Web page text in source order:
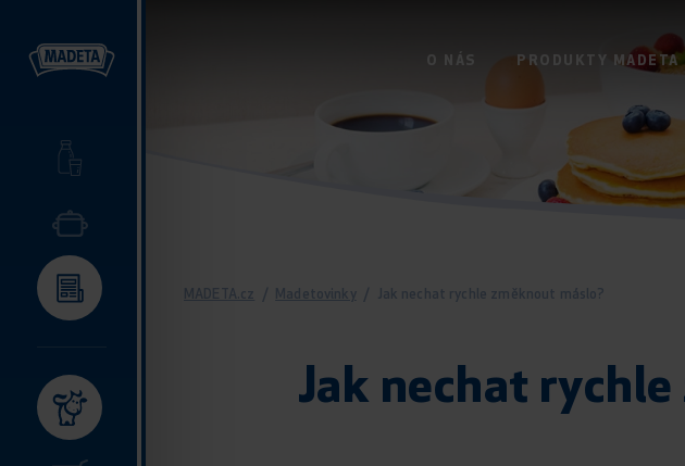
O NÁS PRODUKTY MADETA
MADETA.cz / Madetovinky/ Jak nechat rychle změknout máslo?
Jak nechat